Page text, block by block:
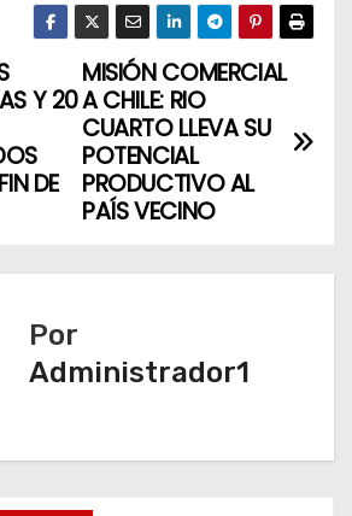
MISIÓN COMERCIAL
A CHILE: RIO
CUARTO LLEVA SU
POTENCIAL
PRODUCTIVO AL
PAÍS VECINO
Y 20
DE
Por
Administrador1